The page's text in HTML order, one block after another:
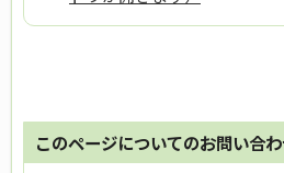
このページについてのお問い合